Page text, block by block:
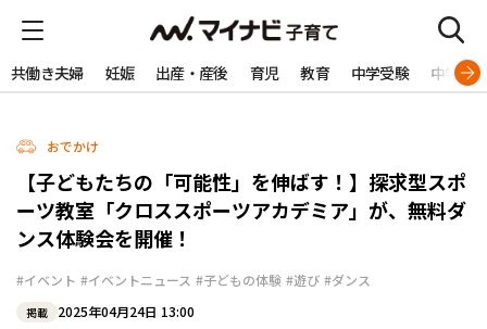
共働き夫婦 妊娠 出産・産後 育児 教育 中学受験 中学生
おでかけ
【子どもたちの「可能性」を伸ばす！】探求型スポ
ーツ教室「クロススポーツアカデミア」が、無料ダ
ンス体験会を開催！
#イベント #イベントニュース #子どもの体験 #遊び #ダンス
掲載 2025年04月24日 13:00